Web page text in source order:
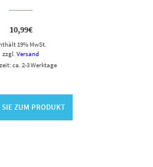
10,99€
19% MwSt.
zzgl. Versand
ca. 2-3 Werktage
SIE ZUM PRODUKT